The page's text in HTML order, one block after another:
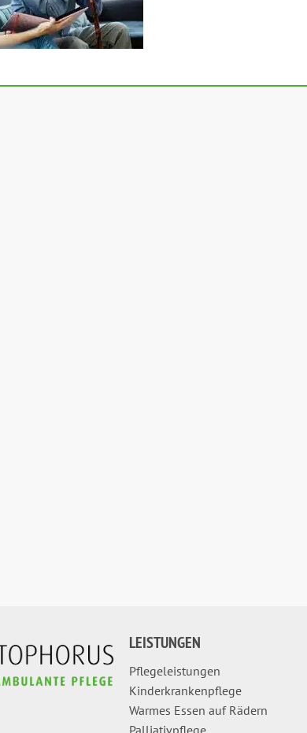
LEISTUNGEN
Pflegeleistungen
Kinderkrankenpflege
Warmes Essen auf Rädern